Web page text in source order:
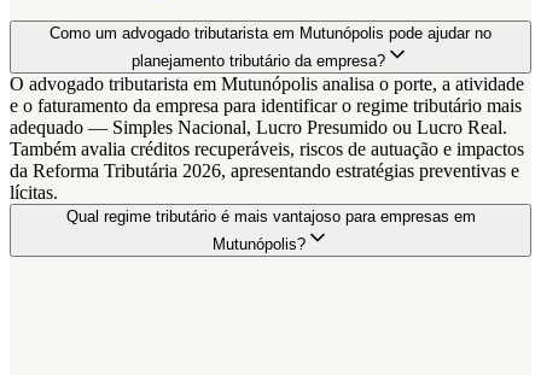
Como um advogado tributarista em Mutunópolis pode ajudar no
planejamento tributário da empresa?
O advogado tributarista em Mutunópolis analisa o porte, a atividade
e o faturamento da empresa para identificar o regime tributário mais
adequado — Simples Nacional, Lucro Presumido ou Lucro Real.
Também avalia créditos recuperáveis, riscos de autuação e impactos
da Reforma Tributária 2026, apresentando estratégias preventivas e
lícitas.
Qual regime tributário é mais vantajoso para empresas em
Mutunópolis?